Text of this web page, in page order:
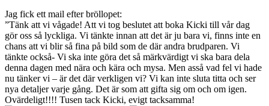
Jag fick ett mail efter bröllopet:
”Tänk att vi vågade! Att vi tog beslutet att boka Kicki till vår dag
gör oss så lyckliga. Vi tänkte innan att det är ju bara vi, finns inte en
chans att vi blir så fina på bild som de där andra brudparen. Vi
tänkte också- Vi ska inte göra det så märkvärdigt vi ska bara dela
denna dagen med nära och kära och mysa. Men asså vad fel vi hade
nu tänker vi – är det där verkligen vi? Vi kan inte sluta titta och ser
nya detaljer varje gång. Det är som att gifta sig om och om igen.
Ovärdeligt!!!! Tusen tack Kicki, evigt tacksamma!